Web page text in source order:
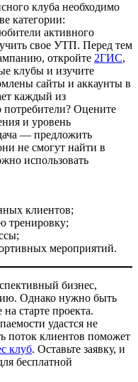
клуба необходимо
категории:
активного
свое УТП. Перед тем
откройте 2ГИС,
клубы и изучите
сайты и аккаунты в
каждый из
потребители? Оцените
и уровень
— предложить
не смогут найти в
использовать
клиентов;
тренировку;
мероприятий.
бизнес,
Однако нужно быть
старте проекта.
удастся не
поток клиентов поможет
клуб. Оставьте заявку, и
бесплатной